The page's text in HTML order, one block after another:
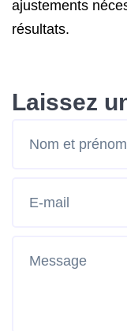
ajustements
résultats.
Laissez